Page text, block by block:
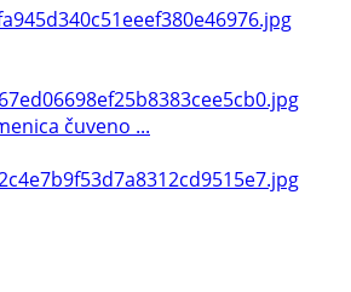
čuveno ...